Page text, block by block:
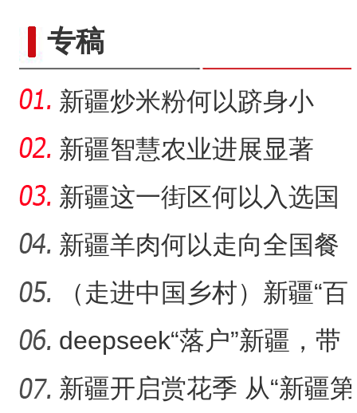
专稿
新疆炒米粉何以跻身小
吃“顶流”？
新疆智慧农业进展显著
新疆这一街区何以入选国
家级旅游休闲街区名单？
新疆羊肉何以走向全国餐
桌？
（走进中国乡村）新疆“百
年足球村”：民间赛事拉
deepseek“落户”新疆，带
来了什么？
新疆开启赏花季 从“新疆第